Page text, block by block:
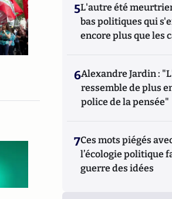
5L'autre été
bas politiques qui
encore plus que les
6Alexandre Jardin :
ressemble de plus
police de la pensée"
7Ces mots piégés
l’écologie politique
guerre des idées